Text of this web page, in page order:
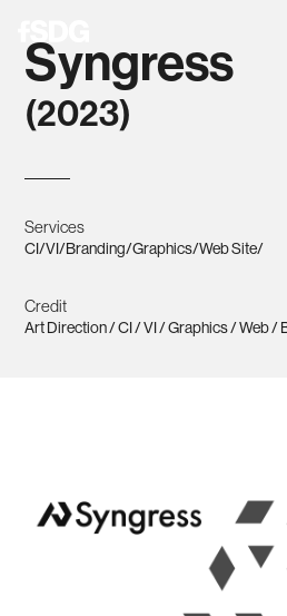
Syngress
(2023)
Services
CI/VI/Branding/Graphics/Web Site/
Credit
Art Direction / CI / VI / Graphics / Web /